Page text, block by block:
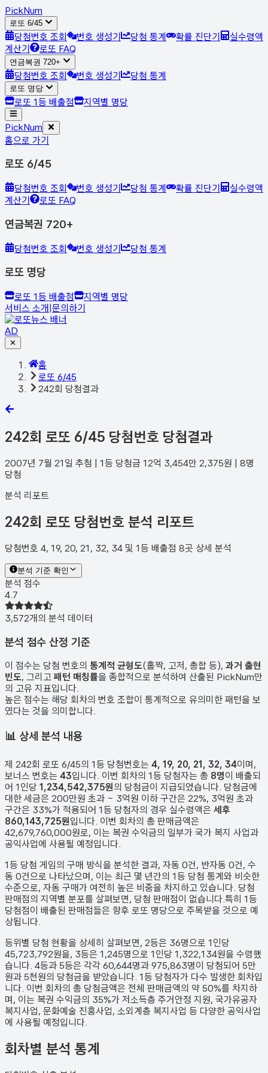
PickNum
로또 6/45
당첨번호 조회 번호 생성기 당첨 통계 확률 진단기
실수령액
계산기
로또 FAQ
연금복권 720+
당첨번호 조회 번호 생성기 당첨 통계
로또 명당
로또 1등 배출점 지역별 명당
PickNum
홈으로 가기
로또 6/45
당첨번호 조회 번호 생성기 당첨 통계 확률 진단기
실수령액
계산기
로또 FAQ
연금복권 720+
당첨번호 조회 번호 생성기 당첨 통계
로또 명당
로또 1등 배출점
지역별 명당
서비스 소개|문의하기
AD
✕
홈
로또 6/45
242회 당첨결과
242회 로또 6/45 당첨번호 당첨결과
2007년 7월 21일 추첨 | 1등 당첨금 12억 3,454만 2,375원 | 8명
당첨
분석 리포트
242회 로또 당첨번호 분석 리포트
당첨번호 4, 19, 20, 21, 32, 34 및 1등 배출점 8곳 상세 분석
분석 기준 확인
분석 점수
4.7
3,572개의 분석 데이터
분석 점수 산정 기준
이 점수는 당첨 번호의 통계적 균형도(홀짝, 고저, 총합 등), 과거 출현
빈도, 그리고 패턴 매칭률을 종합적으로 분석하여 산출된 PickNum만
의 고유 지표입니다.
높은 점수는 해당 회차의 번호 조합이 통계적으로 유의미한 패턴을 보
였다는 것을 의미합니다.
📊 상세 분석 내용
제 242회 로또 6/45의 1등 당첨번호는 4, 19, 20, 21, 32, 34이며,
보너스 번호는 43입니다. 이번 회차의 1등 당첨자는 총 8명이 배출되
어 1인당 1,234,542,375원의 당첨금이 지급되었습니다. 당첨금에
대한 세금은 200만원 초과 ~ 3억원 이하 구간은 22%, 3억원 초과
구간은 33%가 적용되어 1등 당첨자의 경우 실수령액은 세후
860,143,725원입니다. 이번 회차의 총 판매금액은
42,679,760,000원로, 이는 복권 수익금의 일부가 국가 복지 사업과
공익사업에 사용될 예정입니다.
1등 당첨 게임의 구매 방식을 분석한 결과, 자동 0건, 반자동 0건, 수
동 0건 으로 나타났으며, 이는 최근 몇 년간의 1등 당첨 통계와 비슷한
수준으로, 자동 구매가 여전히 높은 비중을 차지하고 있습니다. 당첨
판매점의 지역별 분포를 살펴보면, 당첨 판매점이 없습니다. 특히 1등
당첨점이 배출된 판매점들은 향후 로또 명당으로 주목받을 것으로 예
상됩니다.
등위별 당첨 현황을 상세히 살펴보면, 2등은 36명으로 1인당
45,723,792원을, 3등은 1,245명으로 1인당 1,322,134원을 수령했
습니다. 4등과 5등은 각각 60,644명과 975,863명이 당첨되어 5만
원과 5천원의 당첨금을 받았습니다. 1등 당첨자가 다수 발생한 회차입
니다. 이번 회차의 총 당첨금액은 전체 판매금액의 약 50%를 차지하
며, 이는 복권 수익금의 35%가 저소득층 주거안정 지원, 국가유공자
복지사업, 문화예술 진흥사업, 소외계층 복지사업 등 다양한 공익사업
에 사용될 예정입니다.
회차별 분석 통계